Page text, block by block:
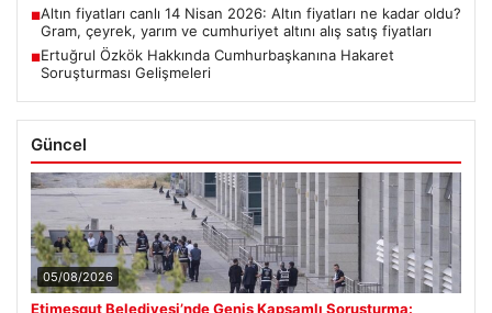
■Altın fiyatları canlı 14 Nisan 2026: Altın fiyatları ne kadar oldu?
Gram, çeyrek, yarım ve cumhuriyet altını alış satış fiyatları
■Ertuğrul Özkök Hakkında Cumhurbaşkanına Hakaret
Soruşturması Gelişmeleri
Güncel
05/08/2026
Etimesgut Belediyesi’nde Geniş Kapsamlı Soruşturma: